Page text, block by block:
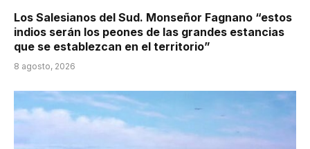
Los Salesianos del Sud. Monseñor Fagnano “estos
indios serán los peones de las grandes estancias
que se establezcan en el territorio”
8 agosto, 2026